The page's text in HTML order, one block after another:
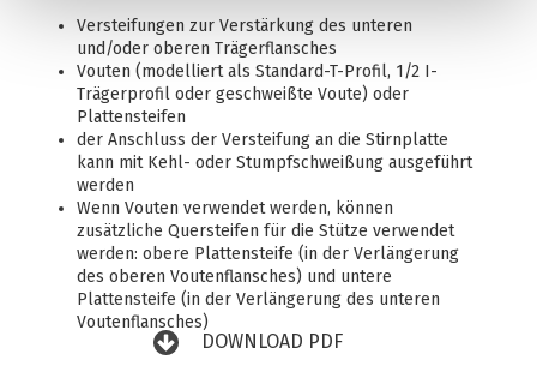
DOWNLOAD PDF
Versteifungen zur Verstärkung des unteren
und/oder oberen Trägerflansches
Vouten (modelliert als Standard-T-Profil, 1/2 I-
Trägerprofil oder geschweißte Voute) oder
Plattensteifen
der Anschluss der Versteifung an die Stirnplatte
kann mit Kehl- oder Stumpfschweißung ausgeführt
werden
Wenn Vouten verwendet werden, können
zusätzliche Quersteifen für die Stütze verwendet
werden: obere Plattensteife (in der Verlängerung
des oberen Voutenflansches) und untere
Plattensteife (in der Verlängerung des unteren
Voutenflansches)